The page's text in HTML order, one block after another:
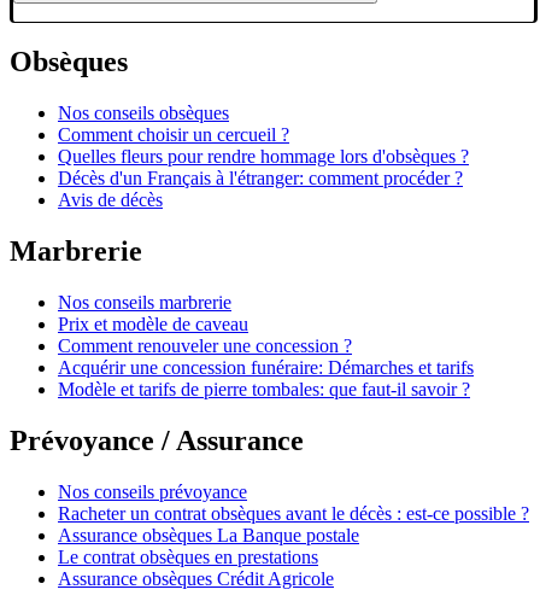
Obsèques
Nos conseils obsèques
Comment choisir un cercueil ?
Quelles fleurs pour rendre hommage lors d'obsèques ?
Décès d'un Français à l'étranger: comment procéder ?
Avis de décès
Marbrerie
Nos conseils marbrerie
Prix et modèle de caveau
Comment renouveler une concession ?
Acquérir une concession funéraire: Démarches et tarifs
Modèle et tarifs de pierre tombales: que faut-il savoir ?
Prévoyance / Assurance
Nos conseils prévoyance
Racheter un contrat obsèques avant le décès : est-ce possible ?
Assurance obsèques La Banque postale
Le contrat obsèques en prestations
Assurance obsèques Crédit Agricole